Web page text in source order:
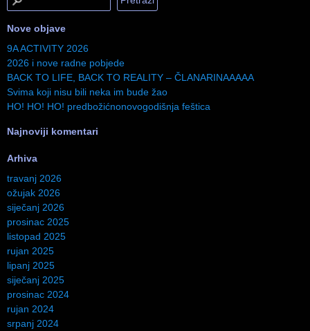
Nove objave
9A ACTIVITY 2026
2026 i nove radne pobjede
BACK TO LIFE, BACK TO REALITY – ČLANARINAAAAA
Svima koji nisu bili neka im bude žao
HO! HO! HO! predbožićnonovogodišnja feštica
Najnoviji komentari
Arhiva
travanj 2026
ožujak 2026
siječanj 2026
prosinac 2025
listopad 2025
rujan 2025
lipanj 2025
siječanj 2025
prosinac 2024
rujan 2024
srpanj 2024